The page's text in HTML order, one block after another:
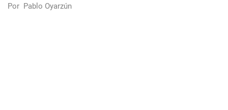
Por Pablo Oyarzún